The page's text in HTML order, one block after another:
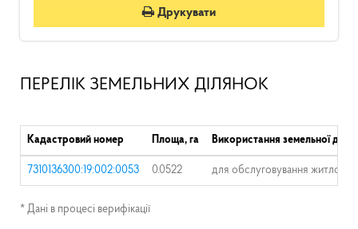
Друкувати
ПЕРЕЛІК ЗЕМЕЛЬНИХ ДІЛЯНОК
Кадастровий номер Площа, га Використання земельної
7310136300:19:002:0053 0.0522 для обслуговування
* Дані в процесі верифікації